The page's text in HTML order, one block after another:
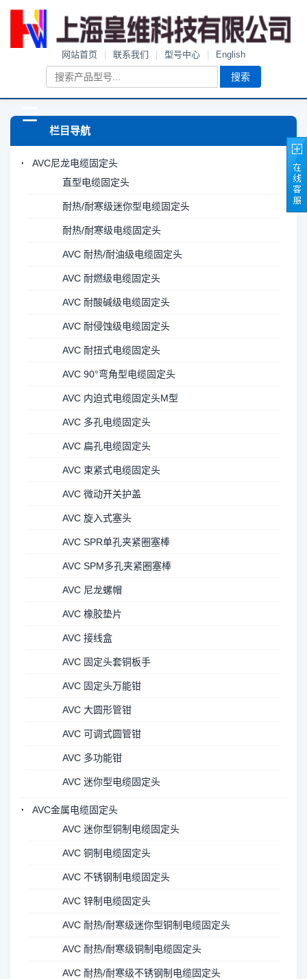
网站首页 联系我们 型号中心 English
搜索
☰
栏目导航
AVC尼龙电缆固定头
直型电缆固定头
耐热/耐寒级迷你型电缆固定头
耐热/耐寒级电缆固定头
AVC 耐热/耐油级电缆固定头
AVC 耐燃级电缆固定头
AVC 耐酸碱级电缆固定头
AVC 耐侵蚀级电缆固定头
AVC 耐扭式电缆固定头
AVC 90°弯角型电缆固定头
AVC 内迫式电缆固定头M型
AVC 多孔电缆固定头
AVC 扁孔电缆固定头
AVC 束紧式电缆固定头
AVC 微动开关护盖
AVC 旋入式塞头
AVC SPR单孔夹紧圈塞棒
AVC SPM多孔夹紧圈塞棒
AVC 尼龙螺帽
AVC 橡胶垫片
AVC 接线盒
AVC 固定头套铜板手
AVC 固定头万能钳
AVC 大圆形管钳
AVC 可调式圆管钳
AVC 多功能钳
AVC 迷你型电缆固定头
AVC金属电缆固定头
AVC 迷你型铜制电缆固定头
AVC 铜制电缆固定头
AVC 不锈钢制电缆固定头
AVC 锌制电缆固定头
AVC 耐热/耐寒级迷你型铜制电缆固定头
AVC 耐热/耐寒级铜制电缆固定头
AVC 耐热/耐寒级不锈钢制电缆固定头